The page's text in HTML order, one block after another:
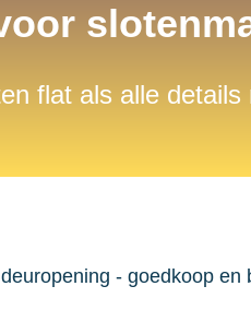
flat als alle
- goedkoop en